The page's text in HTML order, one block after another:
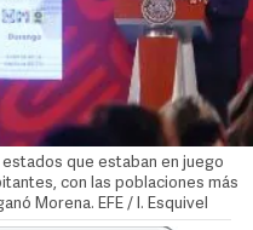
que estaban en juego
con las poblaciones más
Morena. EFE / I. Esquivel